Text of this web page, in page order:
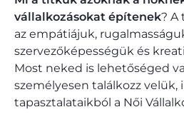
vállalkozásokat építenek? A
az empátiájuk,
szervezőképességük és
Most neked is lehetőséged
személyesen találkozz velük,
tapasztalataikból a Női